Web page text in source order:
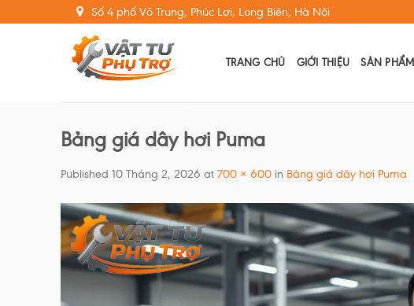
to
Số 4 phố Võ Trung, Phúc Lợi, Long Biên, Hà Nội
TRANG CHỦ GIỚI THIỆU SẢN PHẨM
Bảng giá dây hơi Puma
Published 10 Tháng 2, 2026 at 700 × 600 in Bảng giá dây hơi Puma